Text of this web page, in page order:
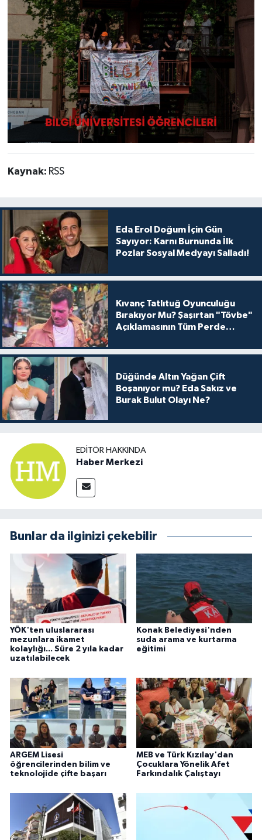
Kaynak: RSS
Eda Erol Doğum İçin Gün
Sayıyor: Karnı Burnunda İlk
Pozlar Sosyal Medyayı Salladı!
Kıvanç Tatlıtuğ Oyunculuğu
Bırakıyor Mu? Şaşırtan "Tövbe"
Açıklamasının Tüm Perde
Düğünde Altın Yağan Çift
Boşanıyor mu? Eda Sakız ve
Burak Bulut Olayı Ne?
EDITÖR HAKKINDA
Haber Merkezi
Bunlar da ilginizi çekebilir
YÖK'ten uluslararası
mezunlara ikamet
kolaylığı... Süre 2 yıla kadar
uzatılabilecek
Konak Belediyesi'nden
suda arama ve kurtarma
eğitimi
ARGEM Lisesi
öğrencilerinden bilim ve
teknolojide çifte başarı
MEB ve Türk Kızılay'dan
Çocuklara Yönelik Afet
Farkındalık Çalıştayı